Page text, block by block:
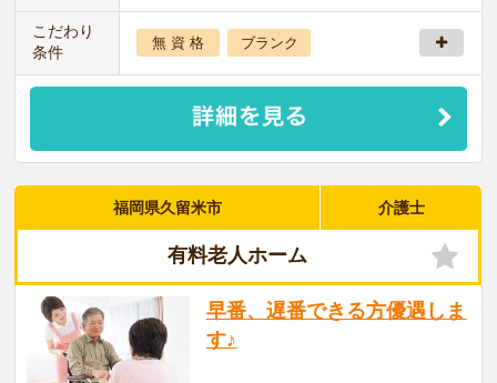
こだわり
条件
無 資 格 ブランク
福岡県久留米市 介護士
有料老人ホーム
早番、遅番できる方優遇しま
す♪